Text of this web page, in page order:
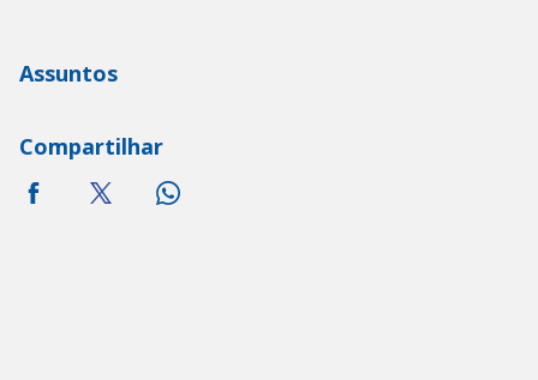
Assuntos
Compartilhar